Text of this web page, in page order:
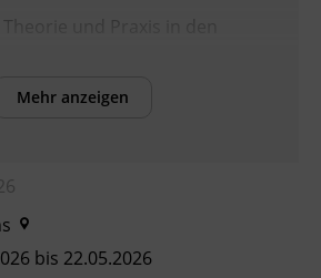
und Praxis in den
(Elektro)
(Autogen)
Mehr anzeigen
bis 22.05.2026